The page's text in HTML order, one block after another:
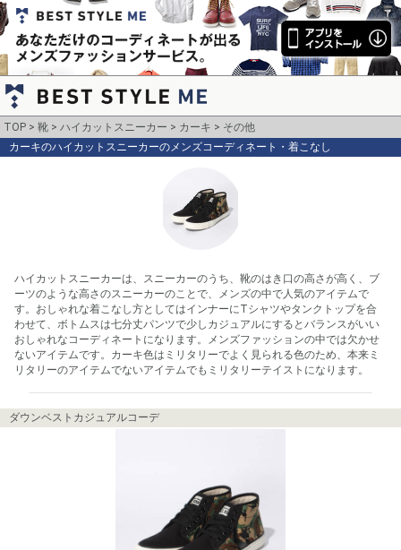
TOP 靴 ハイカットスニーカー カーキ
その他
カーキのハイカットスニーカーのメンズコーディネート・着こなし
ハイカットスニーカーは、スニーカーのうち、靴のはき口の高さが高く、ブ
ーツのような高さのスニーカーのことで、メンズの中で人気のアイテムで
す。おしゃれな着こなし方としてはインナーにTシャツやタンクトップを合
わせて、ボトムスは七分丈パンツで少しカジュアルにするとバランスがいい
おしゃれなコーディネートになります。メンズファッションの中では欠かせ
ないアイテムです。カーキ色はミリタリーでよく見られる色のため、本来ミ
リタリーのアイテムでないアイテムでもミリタリーテイストになります。
ダウンベストカジュアルコーデ